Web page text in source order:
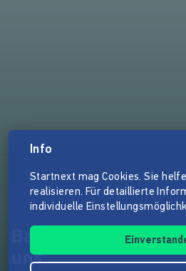
Baue den Impact
uns
Info
Startnext mag Cookies. Sie
realisieren. Für detaillierte
individuelle